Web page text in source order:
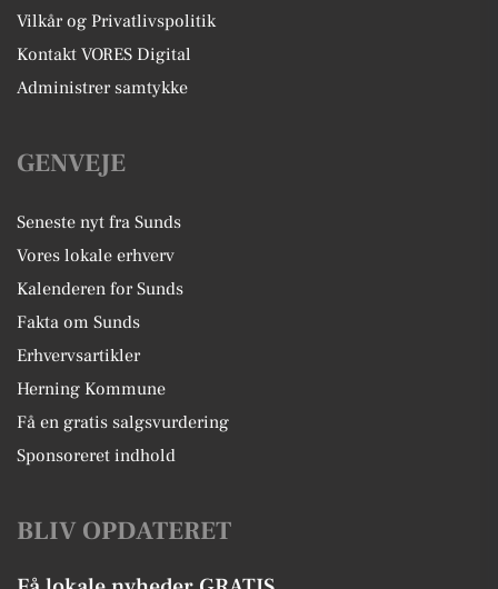
Vilkår og Privatlivspolitik
Kontakt VORES Digital
Administrer samtykke
GENVEJE
Seneste nyt fra Sunds
Vores lokale erhverv
Kalenderen for Sunds
Fakta om Sunds
Erhvervsartikler
Herning Kommune
Få en gratis salgsvurdering
Sponsoreret indhold
BLIV OPDATERET